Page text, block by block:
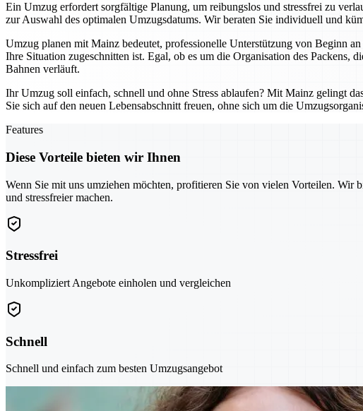
Ein Umzug erfordert sorgfältige Planung, um reibungslos und stressfrei zu
zur Auswahl des optimalen Umzugsdatums. Wir beraten Sie individuell und
Umzug planen mit Mainz bedeutet, professionelle Unterstützung von Beginn
Ihre Situation zugeschnitten ist. Egal, ob es um die Organisation des Packens,
Bahnen verläuft.
Ihr Umzug soll einfach, schnell und ohne Stress ablaufen? Mit Mainz gelingt
Sie sich auf den neuen Lebensabschnitt freuen, ohne sich um die
Features
Diese Vorteile bieten wir Ihnen
Wenn Sie mit uns umziehen möchten, profitieren Sie von vielen Vorteilen. Wir
und stressfreier machen.
Stressfrei
Unkompliziert Angebote einholen und vergleichen
Schnell
Schnell und einfach zum besten Umzugsangebot